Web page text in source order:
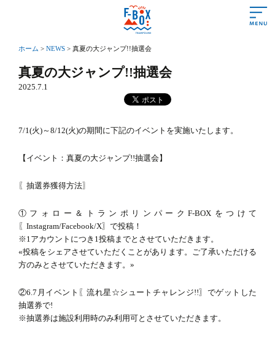
ホーム > NEWS > 真夏の大ジャンプ!!抽選会
真夏の大ジャンプ!!抽選会
2025.7.1
7/1(火)～8/12(火)の期間に下記のイベントを実施いたします。
【イベント：真夏の大ジャンプ!!抽選会】
〖抽選券獲得方法〗
①フォロー＆トランポリンパークF-BOXをつけて
〖Instagram/Facebook/X〗で投稿！
※1アカウントにつき1投稿までとさせていただきます。
«投稿をシェアさせていただくことがあります。ご了承いただける
方のみとさせていただきます。»
②6.7月イベント〖流れ星☆シュートチャレンジ!!〗でゲットした
抽選券で!
※抽選券は施設利用時のみ利用可とさせていただきます。
あいさつ
施設情報
よくある質問
アクセス
トランポリンって？
トランポリンの効果